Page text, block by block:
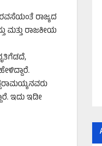
ರಾಜ್ಯದ
ಮತ್ತು ರಾಜಕೀಯ
ಇದು ಇಡೀ